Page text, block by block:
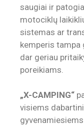
saugiai ir
motociklų
sistemas ar
kemperis tampa
dar geriau
poreikiams.
„X-CAMPING“
visiems